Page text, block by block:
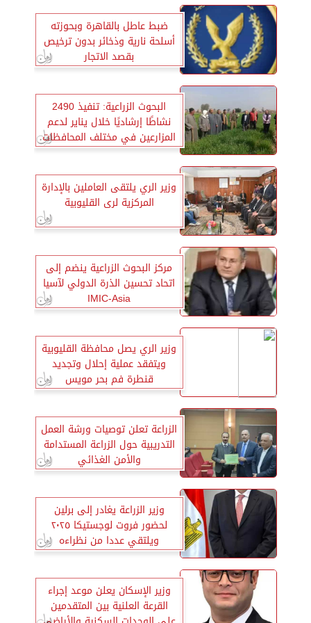
ضبط عاطل بالقاهرة وبحوزته
أسلحة نارية وذخائر بدون ترخيص
بقصد الاتجار
البحوث الزراعية: تنفيذ 2490
نشاطًا إرشاديًا خلال يناير لدعم
المزارعين في مختلف المحافظات
وزير الري يلتقى العاملين بالإدارة
المركزية لرى القليوبية
مركز البحوث الزراعية ينضم إلى
اتحاد تحسين الذرة الدولي لآسيا
IMIC-Asia
وزير الري يصل محافظة القليوبية
ويتفقد عملية إحلال وتجديد
قنطرة فم بحر مويس
الزراعة تعلن توصيات ورشة العمل
التدريبية حول الزراعة المستدامة
والأمن الغذائي
وزير الزراعة يغادر إلى برلين
لحضور فروت لوجستيكا ٢٠٢٥
ويلتقي عددا من نظراءه
والمستثمرين
وزير الإسكان يعلن موعد إجراء
القرعة العلنية بين المتقدمين